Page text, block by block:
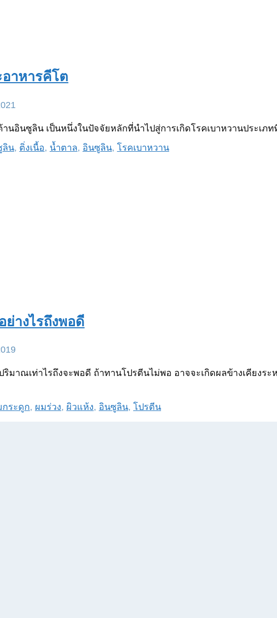
อาหารคีโต
นอินซูลิน เป็นหนึ่งในปัจจัยหลักที่นำไปสู่การเกิดโรคเบาหวานประเภท
ลิน, ติ่งเนื้อ, น้ำตาล, อินซูลิน, โรคเบาหวาน
างไรถึงพอดี
มาณเท่าไรถึงจะพอดี ถ้าทานโปรตีนไม่พอ อาจจะเกิดผลข้างเคียงร
ระดูก, ผมร่วง, ผิวแห้ง, อินซูลิน, โปรตีน